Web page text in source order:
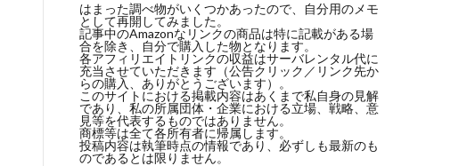
はまった調べ物がいくつかあったので、自分用のメモ
として再開してみました。
記事中のAmazonなリンクの商品は特に記載がある場
合を除き、自分で購入した物となります。
各アフィリエイトリンクの収益はサーバレンタル代に
充当させていただきます（公告クリック／リンク先か
らの購入、ありがとうございます）。
このサイトにおける掲載内容はあくまで私自身の見解
であり、私の所属団体・企業における立場、戦略、意
見等を代表するものではありません。
商標等は全て各所有者に帰属します。
投稿内容は執筆時点の情報であり、必ずしも最新のも
のであるとは限りません。